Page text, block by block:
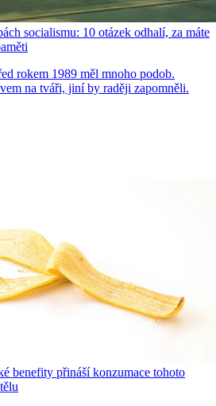
socialismu: 10 otázek odhalí, za máte
rokem 1989 měl mnoho podob.
na tváři, jiní by raději zapomněli.
benefity přináší konzumace tohoto